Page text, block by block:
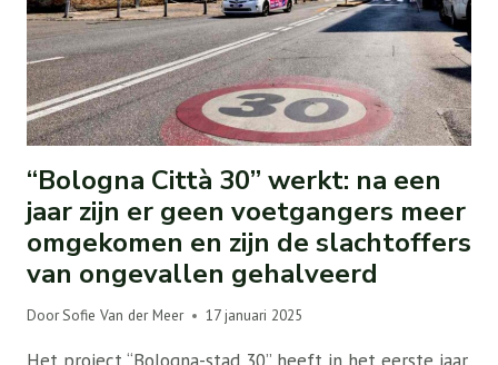
“Bologna Città 30” werkt: na een
jaar zijn er geen voetgangers meer
omgekomen en zijn de slachtoffers
van ongevallen gehalveerd
DoorSofie Van der Meer 17 januari 2025